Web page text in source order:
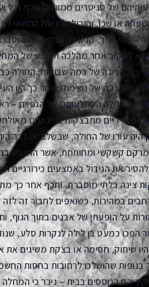
של סניטרים ממוגנים מכף
או שכן, והובילה לדיווח החשאי
– בתי ספר, קניונים, בנקים –
אלא לעקוב אחר מהלכה הקבוע של
רוב הפוגה של כמה שבועות; החולה
בהכבדה של נשימתו; אחר כך היו
החלה הסתלעותם של הגפיים –
והידיים מתבצקות בריבועים
היה עורו של החולה, שבשלב זה כבר
קשקשי ומחותחת, אשר התגבש
להסיר את הגידול באמצעים כירורגיים
צינה בלתי מוסברת, ותכף אחר כך
במהירות, כשואפים לחבור זה
על הופעתן של אבנים בתוך הגוף,
הפכו כמעט בן לילה לנקרות סלע,
שיתוק, חסימה או בצקת משיגים את
שהושלכו לרחובות בחסות
הגוססים בבית – ניכר כי